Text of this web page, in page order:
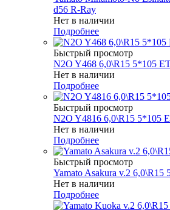
d56 R-Ray
Нет в наличии
Подробнее
Быстрый просмотр
N2O Y468 6,0\R15 5*105
Нет в наличии
Подробнее
Быстрый просмотр
N2O Y4816 6,0\R15 5*105
Нет в наличии
Подробнее
Быстрый просмотр
Yamato Asakura v.2 6,0\R15
Нет в наличии
Подробнее